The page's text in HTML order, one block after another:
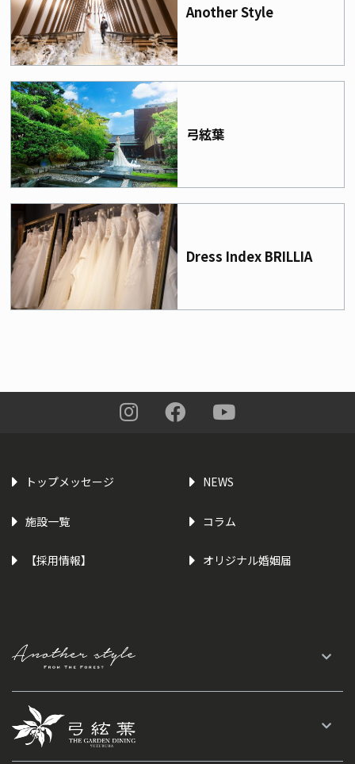
Another Style
弓絃葉
Dress Index BRILLIA
トップメッセージ NEWS
施設一覧 コラム
【採用情報】 オリジナル婚姻届